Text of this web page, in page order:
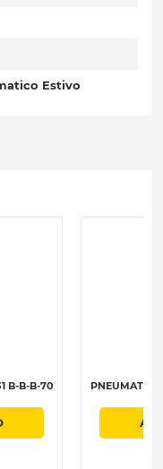
Estivo
B-B-B-70